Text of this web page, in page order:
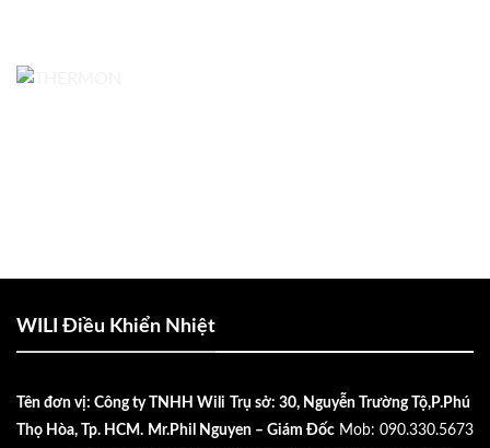
WILI Điều Khiển Nhiệt
Tên đơn vị: Công ty TNHH Wili Trụ sở: 30, Nguyễn Trường Tộ,P.Phú
Thọ Hòa, Tp. HCM. Mr.Phil Nguyen – Giám Đốc Mob: 090.330.5673